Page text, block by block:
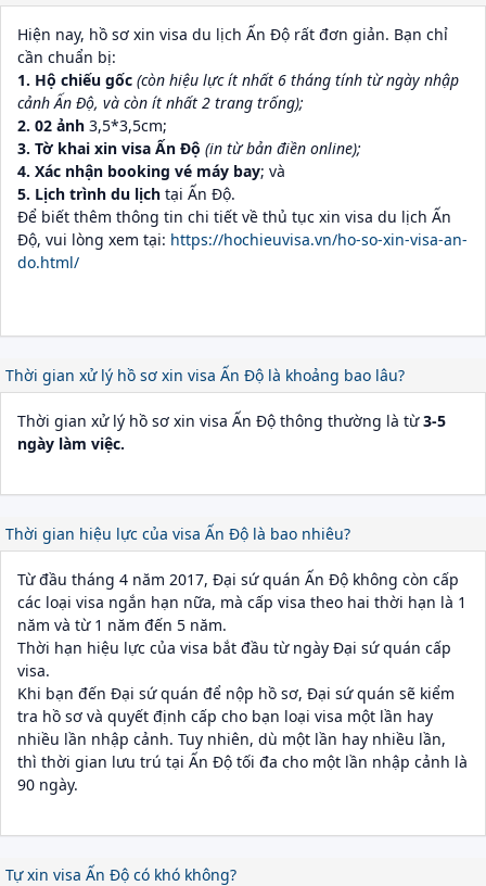
Hiện nay, hồ sơ xin visa du lịch Ấn Độ rất đơn giản. Bạn chỉ
cần chuẩn bị:
1. Hộ chiếu gốc (còn hiệu lực ít nhất 6 tháng tính từ ngày nhập
cảnh Ấn Độ, và còn ít nhất 2 trang trống);
2. 02 ảnh 3,5*3,5cm;
3. Tờ khai xin visa Ấn Độ (in từ bản điền online);
4. Xác nhận booking vé máy bay; và
5. Lịch trình du lịch tại Ấn Độ.
Để biết thêm thông tin chi tiết về thủ tục xin visa du lịch Ấn
Độ, vui lòng xem tại: https://hochieuvisa.vn/ho-so-xin-visa-an-
do.html/
Thời gian xử lý hồ sơ xin visa Ấn Độ là khoảng bao lâu?
Thời gian xử lý hồ sơ xin visa Ấn Độ thông thường là từ3-5
ngày làm việc.
Thời gian hiệu lực của visa Ấn Độ là bao nhiêu?
Từ đầu tháng 4 năm 2017, Đại sứ quán Ấn Độ không còn cấp
các loại visa ngắn hạn nữa, mà cấp visa theo hai thời hạn là 1
năm và từ 1 năm đến 5 năm.
Thời hạn hiệu lực của visa bắt đầu từ ngày Đại sứ quán cấp
visa.
Khi bạn đến Đại sứ quán để nộp hồ sơ, Đại sứ quán sẽ kiểm
tra hồ sơ và quyết định cấp cho bạn loại visa một lần hay
nhiều lần nhập cảnh. Tuy nhiên, dù một lần hay nhiều lần,
thì thời gian lưu trú tại Ấn Độ tối đa cho một lần nhập cảnh là
90 ngày.
Tự xin visa Ấn Độ có khó không?